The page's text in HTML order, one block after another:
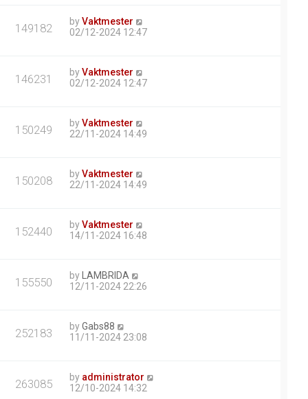
149182 byVaktmester
02/12-2024 12:47
146231 byVaktmester
02/12-2024 12:47
150249 byVaktmester
22/11-2024 14:49
150208 byVaktmester
22/11-2024 14:49
152440 byVaktmester
14/11-2024 16:48
155550 by
LAMBRIDA
12/11-2024 22:26
252183 byGabs88
11/11-2024 23:08
263085 by administrator
12/10-2024 14:32